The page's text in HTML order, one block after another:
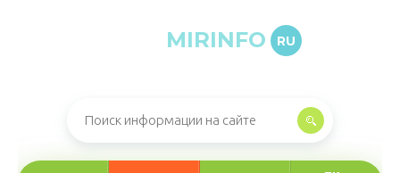
MIRINFO RU